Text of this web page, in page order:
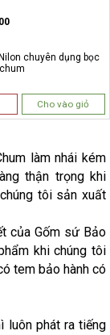
chuyên dụng bọc
Cho vào giỏ
làm nhái kém
thận trọng khi
tôi sản xuất
của Gốm sứ Bảo
khi chúng tôi
tem bảo hành có
luôn phát ra tiếng